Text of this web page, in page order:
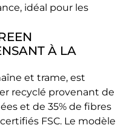
idéal pour les
À LA
et trame, est
recyclé provenant de
et de 35% de fibres
FSC. Le modèle